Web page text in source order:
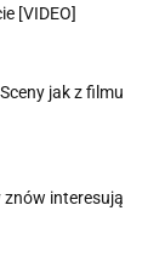
[VIDEO]
jak z filmu
znów interesują